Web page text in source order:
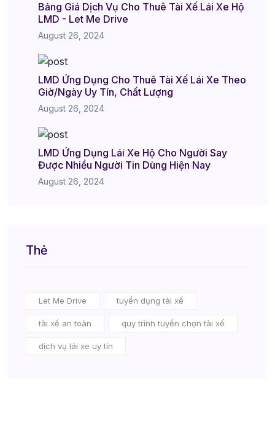
Bảng Giá Dịch Vụ Cho Thuê Tài Xế Lái Xe Hộ
LMD - Let Me Drive
August 26, 2024
LMD Ứng Dụng Cho Thuê Tài Xế Lái Xe Theo
Giờ/Ngày Uy Tín, Chất Lượng
August 26, 2024
LMD Ứng Dụng Lái Xe Hộ Cho Người Say
Được Nhiều Người Tin Dùng Hiện Nay
August 26, 2024
Thẻ
Let Me Drive tuyển dụng tài xế
tài xế an toàn quy trình tuyển chọn tài xế
dịch vụ lái xe uy tín